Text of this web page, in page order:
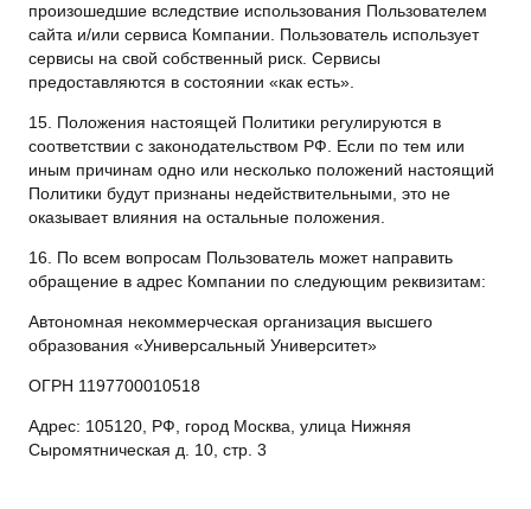
произошедшие вследствие использования Пользователем
сайта и/или сервиса Компании. Пользователь использует
сервисы на свой собственный риск. Сервисы
предоставляются в состоянии «как есть».
15. Положения настоящей Политики регулируются в
соответствии с законодательством РФ. Если по тем или
иным причинам одно или несколько положений настоящий
Политики будут признаны недействительными, это не
оказывает влияния на остальные положения.
16. По всем вопросам Пользователь может направить
обращение в адрес Компании по следующим реквизитам:
Автономная некоммерческая организация высшего
образования «Универсальный Университет»
ОГРН 1197700010518
Адрес: 105120, РФ, город Москва, улица Нижняя
Сыромятническая д. 10, стр. 3